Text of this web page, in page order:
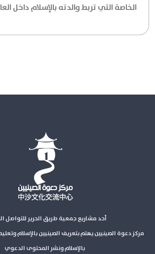
الخاصة التي تربط والدته بالإسلام داخل
أحد مشاريع جمعية طريق الحرير للتواصل
مركز دعوة الصينيين يهتم بتعريف الصينيين بالإسلام
بالإسلام ونشر المحتوى الدعوي